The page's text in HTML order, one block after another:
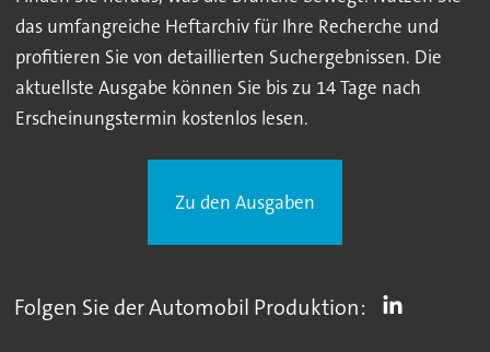
das umfangreiche Heftarchiv für Ihre Recherche und
profitieren Sie von detaillierten Suchergebnissen. Die
aktuellste Ausgabe können Sie bis zu 14 Tage nach
Erscheinungstermin kostenlos lesen.
Zu den Ausgaben
Folgen Sie der Automobil Produktion: